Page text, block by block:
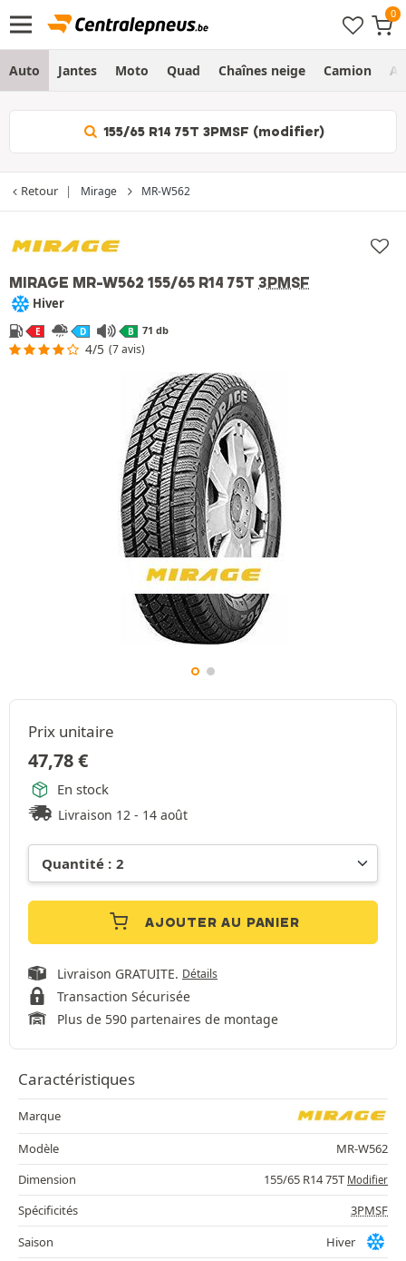
Auto Jantes Moto Quad Chaînes neige Camion
155/65 R14 75T 3PMSF (modifier)
Retour Mirage MR-W562
MIRAGE MR-W562 155/65 R14 75T 3PMSF
Hiver
E D B 71 db
4/5 (7 avis)
Prix unitaire
47,78€
En stock
Livraison 12 - 14 août
AJOUTER AU PANIER
Livraison GRATUITE. Détails
Transaction Sécurisée
Plus de 590 partenaires de montage
Caractéristiques
Marque
Modèle
MR-W562
Dimension
155/65 R14 75T Modifier
Spécificités
3PMSF
Saison
Hiver